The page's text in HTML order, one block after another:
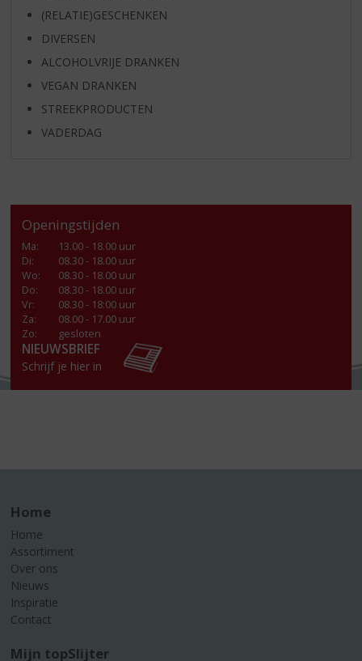
(RELATIE)GESCHENKEN
DIVERSEN
ALCOHOLVRIJE DRANKEN
VEGAN DRANKEN
STREEKPRODUCTEN
VADERDAG
Openingstijden
Ma:
13.00 - 18.00 uur
Di:
08.30 - 18.00 uur
Wo:
08.30 - 18.00 uur
Do:
08.30 - 18.00 uur
Vr:
08.30 - 18:00 uur
Za:
08.00 - 17.00 uur
Zo:
gesloten
NIEUWSBRIEF
Schrijf je hier in
Home
Home
Assortiment
Over ons
Nieuws
Inspiratie
Contact
Mijn topSlijter